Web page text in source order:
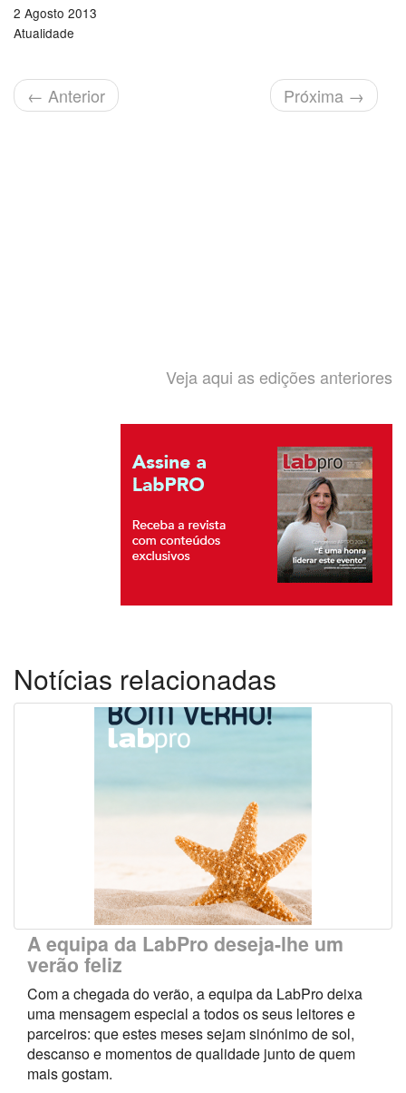
2 Agosto 2013
Atualidade
← Anterior Próxima →
Veja aqui as edições anteriores
Notícias relacionadas
A equipa da LabPro deseja-lhe um
verão feliz
Com a chegada do verão, a equipa da LabPro deixa
uma mensagem especial a todos os seus leitores e
parceiros: que estes meses sejam sinónimo de sol,
descanso e momentos de qualidade junto de quem
mais gostam.